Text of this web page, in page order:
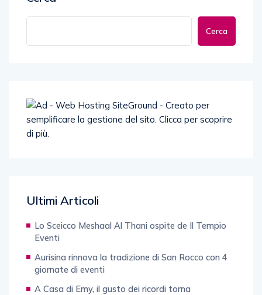
Cerca
Ultimi Articoli
Lo Sceicco Meshaal Al Thani ospite de Il Tempio
Eventi
Aurisina rinnova la tradizione di San Rocco con 4
giornate di eventi
A Casa di Emy, il gusto dei ricordi torna